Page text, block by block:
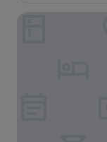
Homewood